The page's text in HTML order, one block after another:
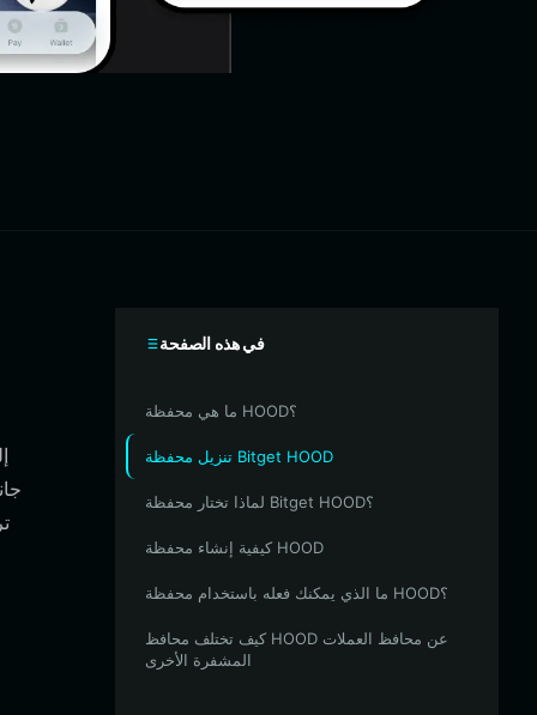
في هذه الصفحة
ما هي محفظة HOOD؟
تنزيل محفظة Bitget HOOD
لماذا تختار محفظة Bitget HOOD؟
كيفية إنشاء محفظة HOOD
ما الذي يمكنك فعله باستخدام محفظة HOOD؟
كيف تختلف محافظ HOOD عن محافظ العملات
المشفرة الأخرى